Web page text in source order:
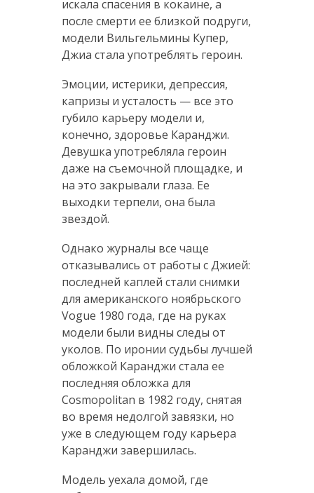
искала спасения в кокаине, а
после смерти ее близкой подруги,
модели Вильгельмины Купер,
Джиа стала употреблять героин.
Эмоции, истерики, депрессия,
капризы и усталость — все это
губило карьеру модели и,
конечно, здоровье Каранджи.
Девушка употребляла героин
даже на съемочной площадке, и
на это закрывали глаза. Ее
выходки терпели, она была
звездой.
Однако журналы все чаще
отказывались от работы с Джией:
последней каплей стали снимки
для американского ноябрьского
Vogue 1980 года, где на руках
модели были видны следы от
уколов. По иронии судьбы лучшей
обложкой Каранджи стала ее
последняя обложка для
Cosmopolitan в 1982 году, снятая
во время недолгой завязки, но
уже в следующем году карьера
Каранджи завершилась.
Модель уехала домой, где